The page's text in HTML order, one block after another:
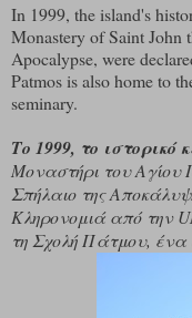
In 1999, the island's
Monastery of Saint John
Apocalypse, were
Patmos is also home to
seminary.
Το 1999, το ιστορικό
Μοναστήρι του Αγίου
Σπήλαιο της
Κληρονομιά από την
τη Σχολή Πάτμου, ένα